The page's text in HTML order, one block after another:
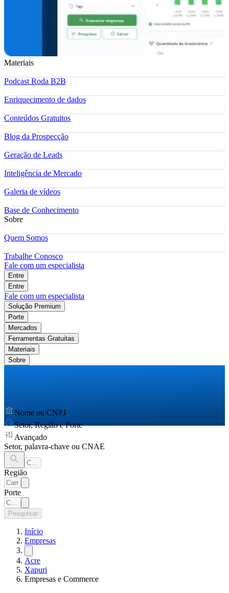
Materiais
Podcast Roda B2B
Enriquecimento de dados
Conteúdos Gratuitos
Blog da Prospecção
Geração de Leads
Inteligência de Mercado
Galeria de vídeos
Base de Conhecimento
Sobre
Quem Somos
Trabalhe Conosco
Fale com um especialista
Entre
Entre
Fale com um especialista
Solução Premium
Porte
Mercados
Ferramentas Gratuitas
Materiais
Sobre
Nome ou CNPJ
Setor, Região e Porte
Avançado
Setor, palavra-chave ou CNAE
Região
Porte
Pesquisar
Início
Empresas
Acre
Xapuri
Empresas e Commerce